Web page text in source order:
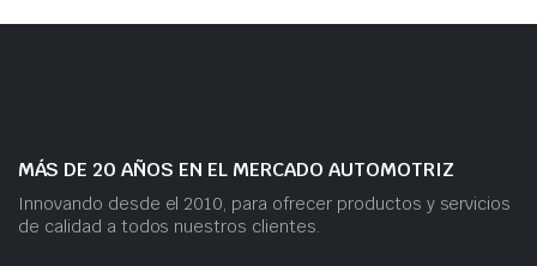
MÁS DE 20 AÑOS EN EL MERCADO AUTOMOTRIZ
Innovando desde el 2010, para ofrecer productos y servicios
de calidad a todos nuestros clientes.